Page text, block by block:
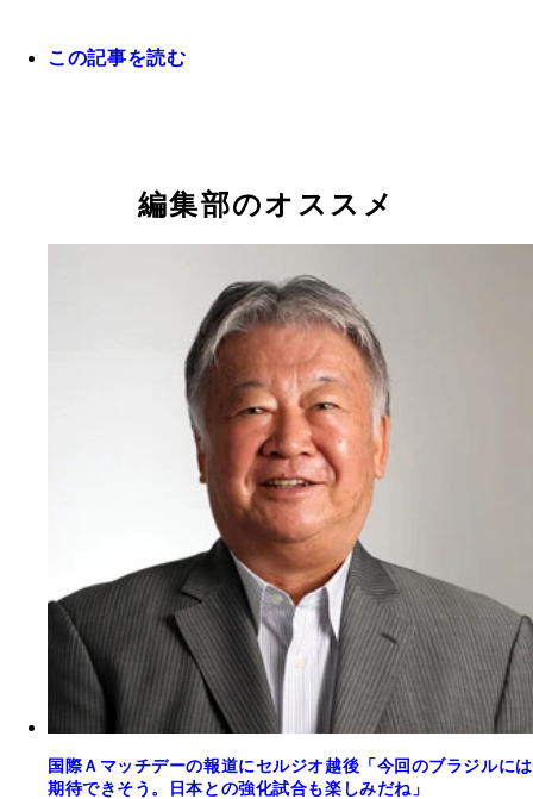
この記事を読む
編集部のオススメ
国際Ａマッチデーの報道にセルジオ越後「今回のブラジルには
期待できそう。日本との強化試合も楽しみだね」